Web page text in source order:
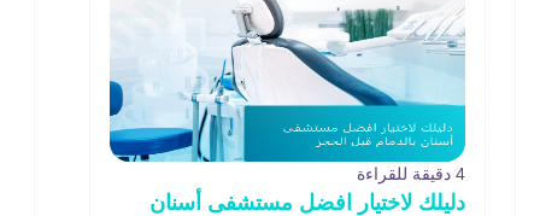
4 دقيقة للقراءة
دليلك لاختيار افضل مستشفى أسنان